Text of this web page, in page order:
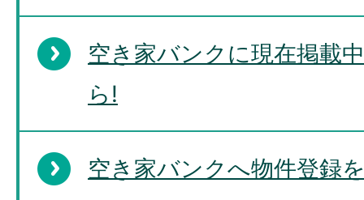
空き家バンクに現在掲載
ら!
空き家バンクへ物件登録